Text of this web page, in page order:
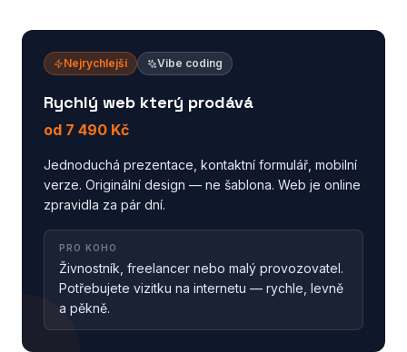
Nejrychlejší Vibe coding
Rychlý web který prodává
od 7 490 Kč
Jednoduchá prezentace, kontaktní formulář, mobilní
verze. Originální design — ne šablona. Web je online
zpravidla za pár dní.
PRO KOHO
Živnostník, freelancer nebo malý provozovatel.
Potřebujete vizitku na internetu — rychle, levně
a pěkně.